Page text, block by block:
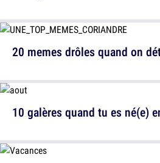
10 galères quand tu es né(e)
20 memes drôles quand on